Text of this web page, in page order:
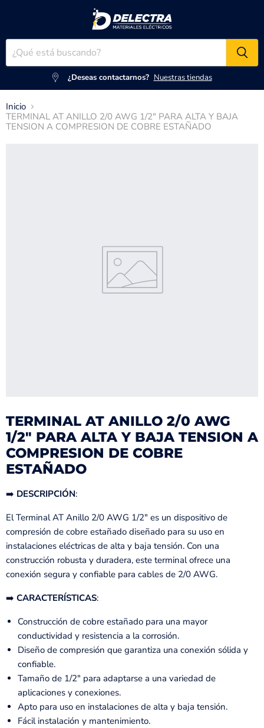
¿Deseas contactarnos? Nuestras tiendas
Inicio
TERMINAL AT ANILLO 2/0 AWG 1/2" PARA ALTA Y BAJA
TENSION A COMPRESION DE COBRE ESTAÑADO
TERMINAL AT ANILLO 2/0 AWG
1/2" PARA ALTA Y BAJA TENSION A
COMPRESION DE COBRE
ESTAÑADO
➡️ DESCRIPCIÓN:
El Terminal AT Anillo 2/0 AWG 1/2" es un dispositivo de
compresión de cobre estañado diseñado para su uso en
instalaciones eléctricas de alta y baja tensión. Con una
construcción robusta y duradera, este terminal ofrece una
conexión segura y confiable para cables de 2/0 AWG.
➡️ CARACTERÍSTICAS:
Construcción de cobre estañado para una mayor
conductividad y resistencia a la corrosión.
Diseño de compresión que garantiza una conexión sólida y
confiable.
Tamaño de 1/2" para adaptarse a una variedad de
aplicaciones y conexiones.
Apto para uso en instalaciones de alta y baja tensión.
Fácil instalación y mantenimiento.